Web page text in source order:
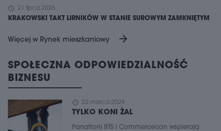
schedule 21 lipca 2026
KRAKOWSKI TAKT LIRNIKÓW W STANIE SUROWYM ZAMKNIĘTYM
Więcej w Rynek mieszkaniowy arrow_forward
SPOŁECZNA ODPOWIEDZIALNOŚĆ
BIZNESU
schedule 22 marca 2024
TYLKO KONI ŻAL
Panattoni BTS i Commercecon wspierają